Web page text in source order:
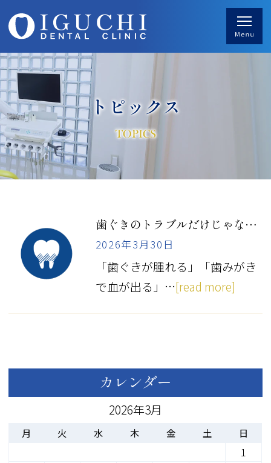
トピックス
TOPICS
歯ぐきのトラブルだけじゃない！歯周病が全身に与える影響とは？
2026年3月30日
「歯ぐきが腫れる」「歯みがき
で血が出る」…[read more]
カレンダー
2026年3月
月 火 水 木 金 土 日
1